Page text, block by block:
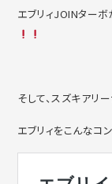
エブリィJOINター
そして、スズキアリ
エブリィをこんなコ